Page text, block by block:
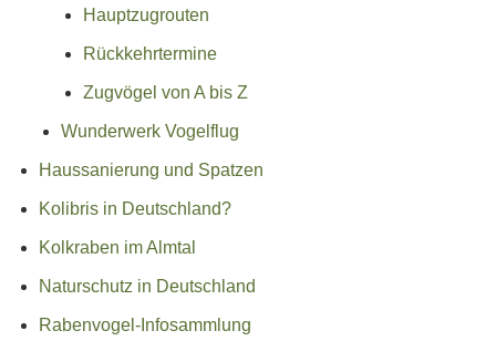
Hauptzugrouten
Rückkehrtermine
Zugvögel von A bis Z
Wunderwerk Vogelflug
Haussanierung und Spatzen
Kolibris in Deutschland?
Kolkraben im Almtal
Naturschutz in Deutschland
Rabenvogel-Infosammlung